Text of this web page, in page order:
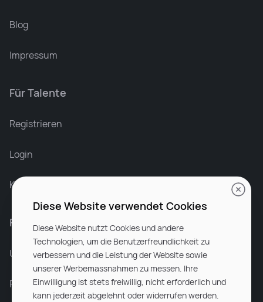
Blog
Impressum
Für Talente
Registrieren
Login
Karriere bei Rocken
Für Unternehmen
Unsere Dienstleistungen
Partnerunternehmen
Diese Website verwendet Cookies
Diese Website nutzt Cookies und andere
Technologien, um die Benutzerfreundlichkeit zu
verbessern und die Leistung der Website sowie
unserer Werbemassnahmen zu messen. Ihre
Einwilligung ist stets freiwillig, nicht erforderlich und
kann jederzeit abgelehnt oder widerrufen werden.